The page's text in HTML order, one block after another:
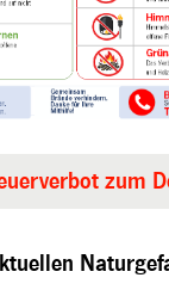
zum